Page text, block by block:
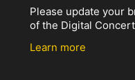
Please update your
of the Digital
Learn more